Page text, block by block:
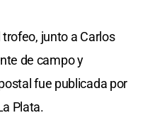
junto a Carlos
de campo y
fue publicada por
Plata.